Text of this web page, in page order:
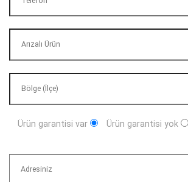
Ürün garantisi var Ürün garantisi yok